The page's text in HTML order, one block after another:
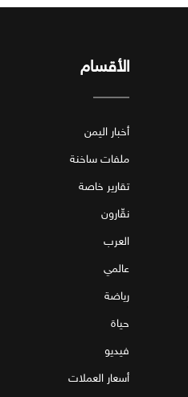
الأقسام
أخبار اليمن
ملفات ساخنة
تقارير خاصة
نقّارون
العرب
عالمي
رياضة
حياة
فيديو
أسعار العملات